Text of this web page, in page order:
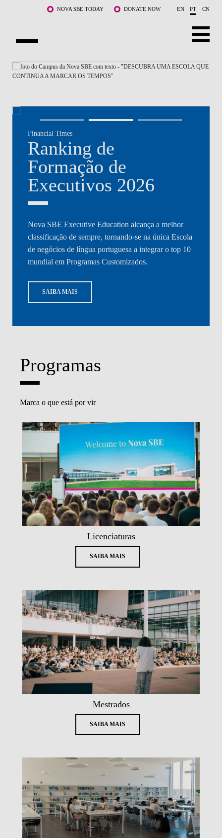
Saltar para o conteúdo principalNOVA SBE TODAY DONATE NOW EN PT CN
SOBRE NÓS
DOCENTES E INVESTIGAÇÃO
COMUNIDADE
LIFE AT NOVA SBE
WHAT'S HAPPENING
Financial Times
Ranking de
Formação de
Executivos 2026
Nova SBE Executive Education alcança a melhor
classificação de sempre, tornando-se na única Escola
de negócios de língua portuguesa a integrar o top 10
mundial em Programas Customizados.
SAIBA MAIS
Programas
Marca o que está por vir
Licenciaturas
SAIBA MAIS
Mestrados
SAIBA MAIS